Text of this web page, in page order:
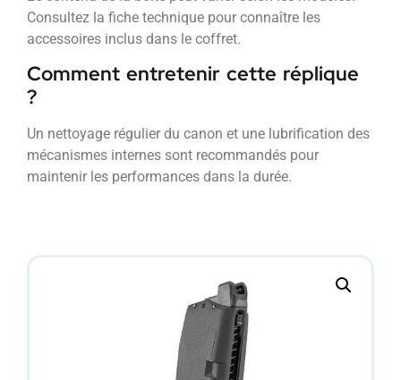
Consultez la fiche technique pour connaître les
accessoires inclus dans le coffret.
Comment entretenir cette réplique
?
Un nettoyage régulier du canon et une lubrification des
mécanismes internes sont recommandés pour
maintenir les performances dans la durée.